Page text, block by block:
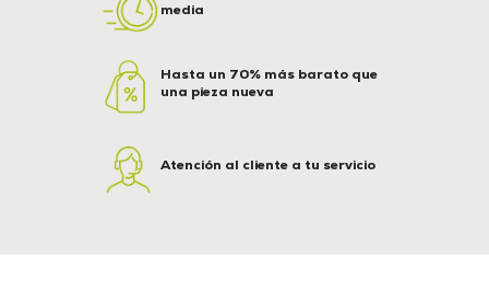
media
Hasta un 70% más barato que
una pieza nueva
Atención al cliente a tu servicio